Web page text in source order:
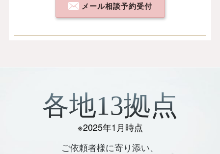
メール相談予約受付
各地13拠点
※2025年1月時点
ご依頼者様に寄り添い、